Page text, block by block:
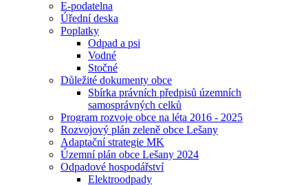
E-podatelna
Úřední deska
Poplatky
Odpad a psi
Vodné
Stočné
Důležité dokumenty obce
Sbírka právních předpisů územních
samosprávných celků
Program rozvoje obce na léta 2016 - 2025
Rozvojový plán zeleně obce Lešany
Adaptační strategie MK
Územní plán obce Lešany 2024
Odpadové hospodářství
Elektroodpady